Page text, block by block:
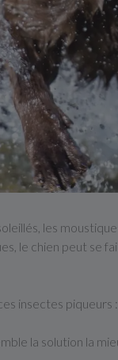
les
le chien peut
insectes piqueurs
la solution la